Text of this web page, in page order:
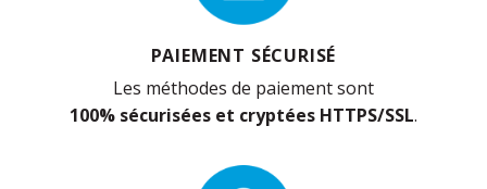
PAIEMENT SÉCURISÉ
Les méthodes de paiement sont
100% sécurisées et cryptées HTTPS/SSL.